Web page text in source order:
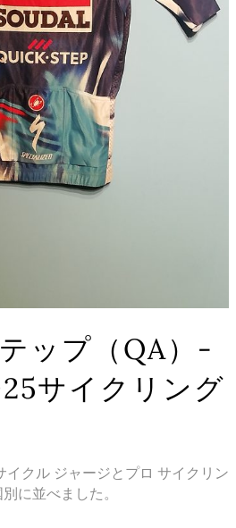
ップ（QA）-
サイクリング
クル ジャージとプロ サイクリン
に並べました。